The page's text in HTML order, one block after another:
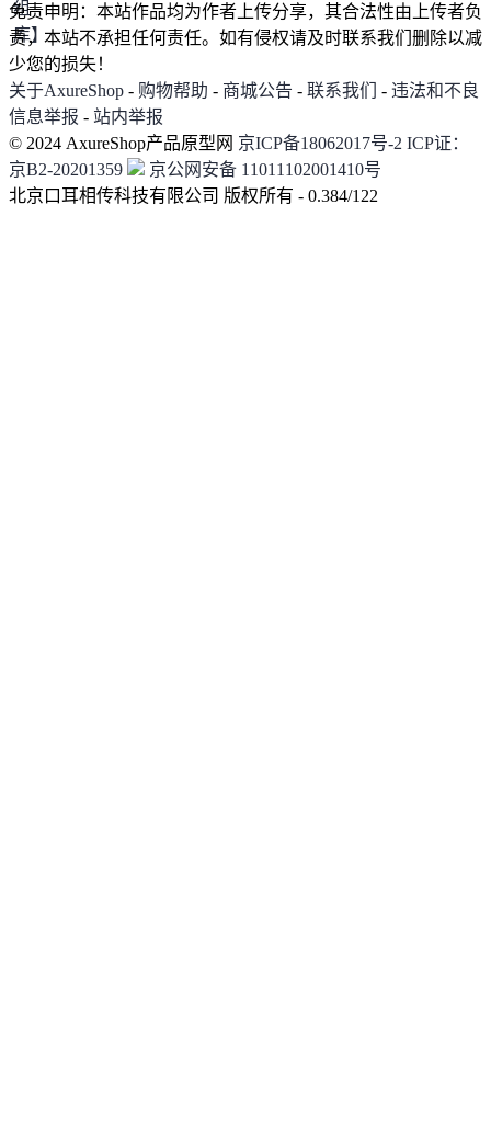
免责申明：本站作品均为作者上传分享，其合法性由上传者负
责，本站不承担任何责任。如有侵权请及时联系我们删除以减
少您的损失！
关于AxureShop - 购物帮助 - 商城公告 - 联系我们 - 违法和不良
信息举报 - 站内举报
© 2024 AxureShop产品原型网 京ICP备18062017号-2 ICP证：
京B2-20201359
京公网安备 11011102001410号
北京口耳相传科技有限公司 版权所有 - 0.384/122